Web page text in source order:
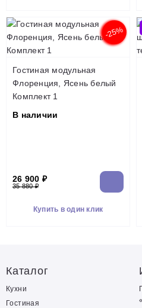
-25%
Гостиная модульная
Флоренция, Ясень белый
Комплект 1
В наличии
26 900 ₽
35 880 ₽
Купить в один клик
Каталог
Кухни
Гостиная